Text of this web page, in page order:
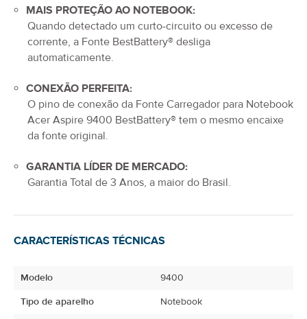
MAIS PROTEÇÃO AO NOTEBOOK:
Quando detectado um curto-circuito ou excesso de
corrente, a Fonte BestBattery® desliga
automaticamente.
CONEXÃO PERFEITA:
O pino de conexão da Fonte Carregador para Notebook
Acer Aspire 9400 BestBattery® tem o mesmo encaixe
da fonte original.
GARANTIA LÍDER DE MERCADO:
Garantia Total de 3 Anos, a maior do Brasil.
CARACTERÍSTICAS TÉCNICAS
Modelo
9400
Tipo de aparelho
Notebook